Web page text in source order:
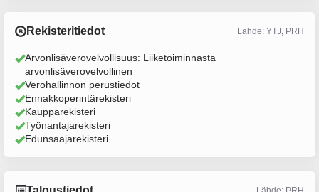
Rekisteritiedot Lähde: YTJ, PRH
Arvonlisäverovelvollisuus: Liiketoiminnasta
arvonlisäverovelvollinen
Verohallinnon perustiedot
Ennakkoperintärekisteri
Kaupparekisteri
Työnantajarekisteri
Edunsaajarekisteri